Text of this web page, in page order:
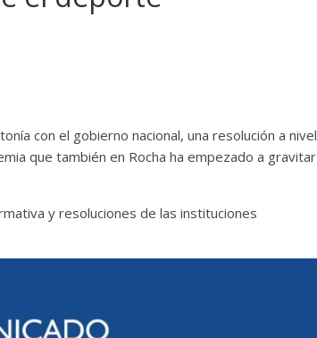
con el gobierno nacional, una resolución a nivel
que también en Rocha ha empezado a gravitar
y resoluciones de las instituciones